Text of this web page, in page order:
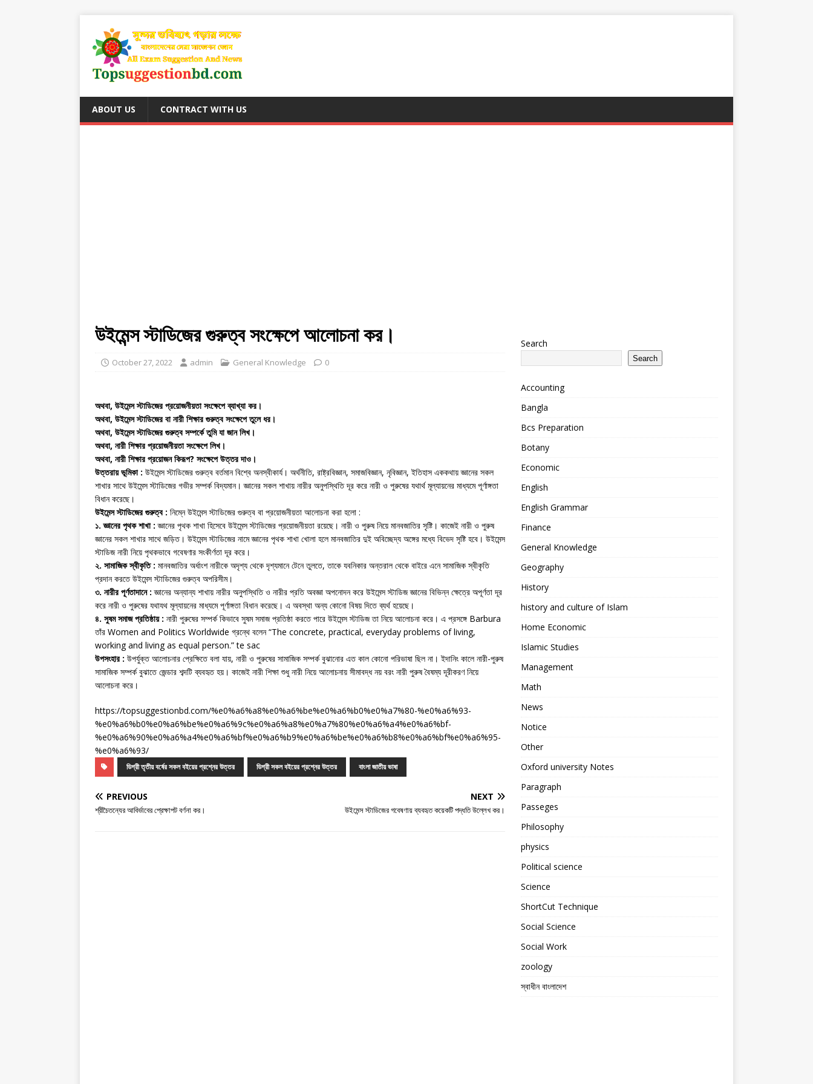
ABOUT US CONTRACT WITH US
উইমেন্স স্টাডিজের গুরুত্ব সংক্ষেপে আলোচনা কর।
October 27, 2022 admin General Knowledge 0
অথবা, উইমেন্স স্টাডিজের প্রয়োজনীয়তা সংক্ষেপে ব্যাখ্যা কর।
অথবা, উইমেন্স স্টাডিজের বা নারী শিক্ষার গুরুত্ব সংক্ষেপে তুলে ধর।
অথবা, উইমেন্স স্টাডিজের গুরুত্ব সম্পর্কে তুমি যা জান লিখ।
অথবা, নারী শিক্ষার প্রয়োজনীয়তা সংক্ষেপে লিখ।
অথবা, নারী শিক্ষার প্রয়োজন কিরূপ? সংক্ষেপে উত্তর দাও।
উত্তরায় ভূমিকা : উইমেন্স স্টাডিজের গুরুত্ব বর্তমান বিশ্বে অনস্বীকার্য। অর্থনীতি, রাষ্ট্রবিজ্ঞান, সমাজবিজ্ঞান, নৃবিজ্ঞান, ইতিহাস এককথায় জ্ঞানের সকল
শাখার সাথে উইমেন্স স্টাডিজের গভীর সম্পর্ক বিদ্যমান। জ্ঞানের সকল শাখায় নারীর অনুপস্থিতি দূর করে নারী ও পুরুষের যথার্থ মূল্যায়নের মাধ্যমে পূর্ণাঙ্গতা
বিধান করেছে।
উইমেন্স স্টাডিজের গুরুত্ব : নিম্নে উইমেন্স স্টাডিজের গুরুত্ব বা প্রয়োজনীয়তা আলোচনা করা হলো :
১. জ্ঞানের পৃথক শাখা : জ্ঞানের পৃথক শাখা হিসেবে উইমেন্স স্টাডিজের প্রয়োজনীয়তা রয়েছে। নারী ও পুরুষ নিয়ে মানবজাতির সৃষ্টি। কাজেই নারী ও পুরুষ
জ্ঞানের সকল শাখার সাথে জড়িত। উইমেন্স স্টাডিজের নামে জ্ঞানের পৃথক শাখা খোলা হলে মানবজাতির দুই অবিচ্ছেদ্য অঙ্গের মধ্যে বিভেদ সৃষ্টি হবে। উইমেন্স
স্টাডিজ নারী নিয়ে পৃথকভাবে গবেষণার সংকীর্ণতা দূর করে।
২. সামাজিক স্বীকৃতি : মানবজাতির অর্ধাংশ নারীকে অদৃশ্য থেকে দৃশ্যমানে টেনে তুলতে, তাকে যবনিকার অন্তরাল থেকে বাইরে এনে সামাজিক স্বীকৃতি
প্রদান করতে উইমেন্স স্টাডিজের গুরুত্ব অপরিসীম।
৩. নারীর পূর্ণতাদানে :জ্ঞানের অন্যান্য শাখায় নারীর অনুপস্থিতি ও নারীর প্রতি অবজ্ঞা অপনোদন করে উইমেন্স স্টাডিজ জ্ঞানের বিভিন্ন ক্ষেত্রে অপূর্ণতা দূর
করে নারী ও পুরুষের যথাযথ মূল্যায়নের মাধ্যমে পূর্ণাঙ্গতা বিধান করেছে। এ অবস্থা অন্য কোনো বিষয় দিতে ব্যর্থ হয়েছে।
৪. সুষম সমাজ প্রতিষ্ঠায় : নারী পুরুষের সম্পর্ক কিভাবে সুষম সমাজ প্রতিষ্ঠা করতে পারে উইমেন্স স্টাডিজ তা নিয়ে আলোচনা করে। এ প্রসঙ্গে Barbura
তাঁর Women and Politics Worldwide গ্রন্থে বলেন “The concrete, practical, everyday problems of living,
working and living as equal person.” te sac
উপসংহার : উপর্যুক্ত আলোচনার প্রেক্ষিতে বলা যায়, নারী ও পুরুষের সামাজিক সম্পর্ক বুঝানোর এত কাল কোনো পরিভাষা ছিল না। ইদানিং কালে নারী-পুরুষ
সামাজিক সম্পর্ক বুঝাতে জেন্ডার শব্দটি ব্যবহৃত হয়। কাজেই নারী শিক্ষা শুধু নারী নিয়ে আলোচনায় সীমাবদ্ধ নয় বরং নারী পুরুষ বৈষম্য দূরীকরণ নিয়ে
আলোচনা করে।
https://topsuggestionbd.com/%e0%a6%a8%e0%a6%be%e0%a6%b0%e0%a7%80-%e0%a6%93-
%e0%a6%b0%e0%a6%be%e0%a6%9c%e0%a6%a8%e0%a7%80%e0%a6%a4%e0%a6%bf-
%e0%a6%90%e0%a6%a4%e0%a6%bf%e0%a6%b9%e0%a6%be%e0%a6%b8%e0%a6%bf%e0%a6%95-
%e0%a6%93/
ডিগ্রী তৃতীয় বর্ষের সকল বইয়ের প্রশ্নের উত্তর ডিগ্রী সকল বইয়ের প্রশ্নের উত্তর বাংলা জাতীয় ভাষা
PREVIOUS
শ্রীচৈতন্যের আবির্ভাবের প্রেক্ষাপট বর্ণনা কর।
NEXT
উইমেন্স স্টাডিজের গবেষণায় ব্যবহৃত কয়েকটি পদ্ধতি উল্লেখ কর।
Search
Search
Accounting
Bangla
Bcs Preparation
Botany
Economic
English
English Grammar
Finance
General Knowledge
Geography
History
history and culture of Islam
Home Economic
Islamic Studies
Management
Math
News
Notice
Other
Oxford university Notes
Paragraph
Passeges
Philosophy
physics
Political science
Science
ShortCut Technique
Social Science
Social Work
zoology
স্বাধীন বাংলাদেশ